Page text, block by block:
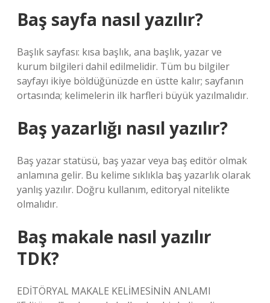
Baş sayfa nasıl yazılır?
Başlık sayfası: kısa başlık, ana başlık, yazar ve
kurum bilgileri dahil edilmelidir. Tüm bu bilgiler
sayfayı ikiye böldüğünüzde en üstte kalır; sayfanın
ortasında; kelimelerin ilk harfleri büyük yazılmalıdır.
Baş yazarlığı nasıl yazılır?
Baş yazar statüsü, baş yazar veya baş editör olmak
anlamına gelir. Bu kelime sıklıkla baş yazarlık olarak
yanlış yazılır. Doğru kullanım, editoryal nitelikte
olmalıdır.
Baş makale nasıl yazılır
TDK?
EDİTÖRYAL MAKALE KELİMESİNİN ANLAMI